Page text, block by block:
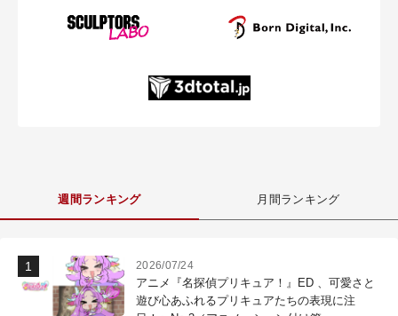
週間ランキング 月間ランキング
2026/07/24
アニメ『名探偵プリキュア！』ED 、可愛さと
遊び心あふれるプリキュアたちの表現に注